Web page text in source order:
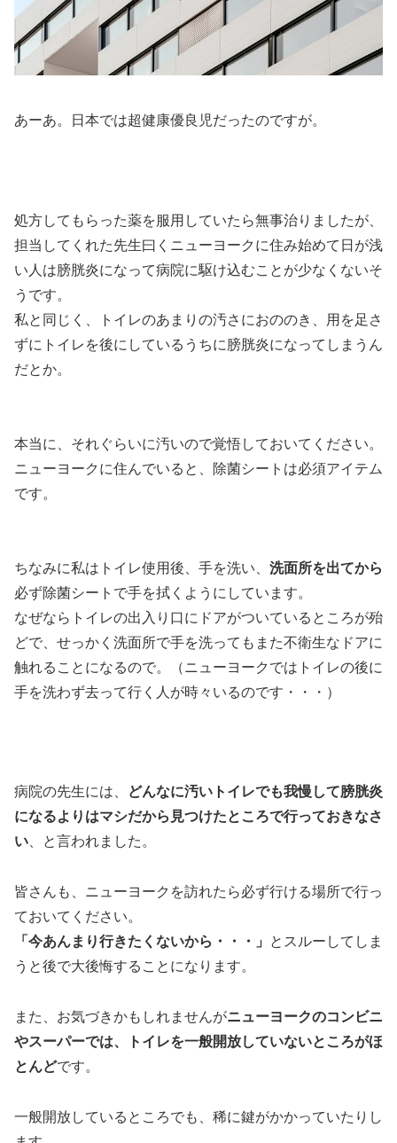
あーあ。日本では超健康優良児だったのですが。
処方してもらった薬を服用していたら無事治りましたが、
担当してくれた先生曰く ニューヨークに住み始めて日が浅
い人は膀胱炎になって病院に駆け込むことが少なくないそ
うです。
私と同じく、トイレのあまりの汚さにおののき、用を足さ
ずにトイレを後にしているうちに膀胱炎になってしまうん
だとか。
本当に、それぐらいに汚いので覚悟しておいてください。
ニューヨークに住んでいると、除菌シートは必須アイテム
です。
ちなみに私はトイレ使用後、手を洗い、 洗面所を出てから
必ず除菌シートで手を拭くようにしています。
なぜならトイレの出入り口にドアがついているところが殆
どで、せっかく洗面所で手を洗ってもまた不衛生なドアに
触れることになるので。（ニューヨークではトイレの後に
手を洗わず去って行く人が時々いるのです・・・）
病院の先生には、
どんなに汚いトイレでも我慢して膀胱炎
になるよりはマシだから見つけたところで行っておきなさ
い 、と言われました。
皆さんも、ニューヨークを訪れたら必ず行ける場所で行っ
ておいてください。
「今あんまり行きたくないから・・・」
とスルーしてしま
うと後で大後悔することになります。
また、お気づきかもしれませんがニューヨークのコンビニ
やスーパーでは、トイレを一般開放していないところがほ
とんどです。
一般開放しているところでも、稀に鍵がかかっていたりし